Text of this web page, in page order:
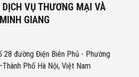
VỤ THƯƠNG MẠI VÀ
GIANG
28 đường Điện Biên Phủ - Phường
Phố Hà Nội, Việt Nam